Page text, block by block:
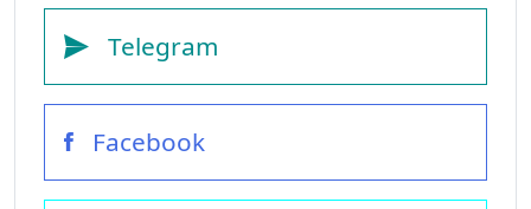
Telegram
Facebook